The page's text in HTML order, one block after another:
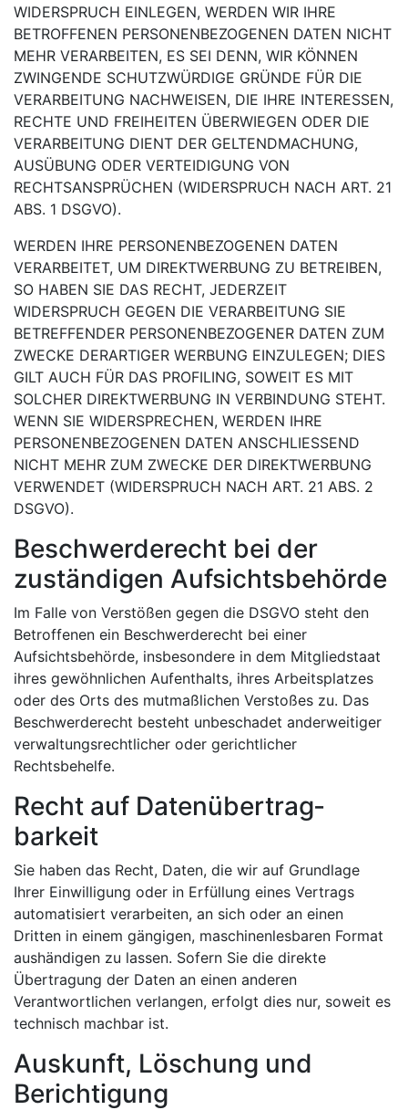
WIDERSPRUCH EINLEGEN, WERDEN WIR IHRE
BETROFFENEN PERSONENBEZOGENEN DATEN NICHT
MEHR VERARBEITEN, ES SEI DENN, WIR KÖNNEN
ZWINGENDE SCHUTZWÜRDIGE GRÜNDE FÜR DIE
VERARBEITUNG NACHWEISEN, DIE IHRE INTERESSEN,
RECHTE UND FREIHEITEN ÜBERWIEGEN ODER DIE
VERARBEITUNG DIENT DER GELTENDMACHUNG,
AUSÜBUNG ODER VERTEIDIGUNG VON
RECHTSANSPRÜCHEN (WIDERSPRUCH NACH ART. 21
ABS. 1 DSGVO).
WERDEN IHRE PERSONENBEZOGENEN DATEN
VERARBEITET, UM DIREKTWERBUNG ZU BETREIBEN,
SO HABEN SIE DAS RECHT, JEDERZEIT
WIDERSPRUCH GEGEN DIE VERARBEITUNG SIE
BETREFFENDER PERSONENBEZOGENER DATEN ZUM
ZWECKE DERARTIGER WERBUNG EINZULEGEN; DIES
GILT AUCH FÜR DAS PROFILING, SOWEIT ES MIT
SOLCHER DIREKTWERBUNG IN VERBINDUNG STEHT.
WENN SIE WIDERSPRECHEN, WERDEN IHRE
PERSONENBEZOGENEN DATEN ANSCHLIESSEND
NICHT MEHR ZUM ZWECKE DER DIREKTWERBUNG
VERWENDET (WIDERSPRUCH NACH ART. 21 ABS. 2
DSGVO).
Beschwerde­recht bei der
zuständigen Aufsichts­behörde
Im Falle von Verstößen gegen die DSGVO steht den
Betroffenen ein Beschwerderecht bei einer
Aufsichtsbehörde, insbesondere in dem Mitgliedstaat
ihres gewöhnlichen Aufenthalts, ihres Arbeitsplatzes
oder des Orts des mutmaßlichen Verstoßes zu. Das
Beschwerderecht besteht unbeschadet anderweitiger
verwaltungsrechtlicher oder gerichtlicher
Rechtsbehelfe.
Recht auf Daten­übertrag­
barkeit
Sie haben das Recht, Daten, die wir auf Grundlage
Ihrer Einwilligung oder in Erfüllung eines Vertrags
automatisiert verarbeiten, an sich oder an einen
Dritten in einem gängigen, maschinenlesbaren Format
aushändigen zu lassen. Sofern Sie die direkte
Übertragung der Daten an einen anderen
Verantwortlichen verlangen, erfolgt dies nur, soweit es
technisch machbar ist.
Auskunft, Löschung und
Berichtigung